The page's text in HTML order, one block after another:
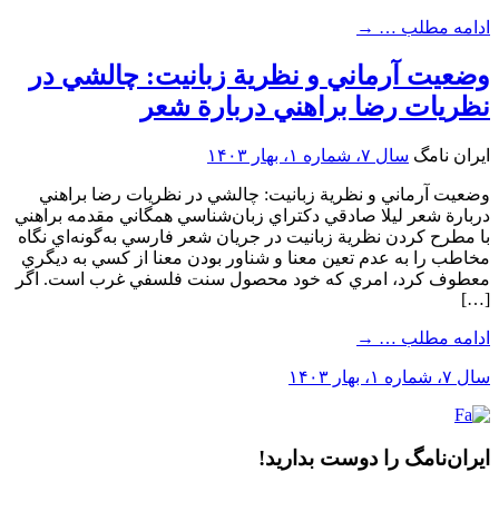
ادامه مطلب … →
وضعيت آرماني و نظرية زبانيت: چالشي در
نظريات رضا براهني دربارة شعر
ایران نامگ سال ۷، شماره ۱، بهار ۱۴۰۳
وضعيت آرماني و نظرية زبانيت: چالشي در نظريات رضا براهني
دربارة شعر ليلا صادقي دکتراي زبان‌‌شناسي همگاني مقدمه براهني
با مطرح کردن نظرية زبانيت در جريان شعر فارسي به‌‌گونه‌اي نگاه
مخاطب را به عدم تعين معنا و شناور بودن معنا از کسي به ديگري
معطوف کرد، امري که خود محصول سنت فلسفي غرب است. اگر
[…]
ادامه مطلب … →
سال ۷، شماره ۱، بهار ۱۴۰۳
ایران‌نامگ‎ را دوست بدارید!